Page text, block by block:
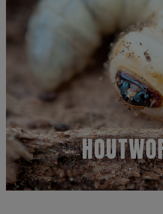
Kenmerken
Houtworm in uw huis of meubels, dat is
te wachten. Toch komt het vaak voor dat
de gipsplaten of de vloerbedekking
het kale hout zichtbaar wordt. Wanneer u
boormeel of kleine uitvliegopeningen ziet,
aanwezig is (geweest). Dit komt omdat